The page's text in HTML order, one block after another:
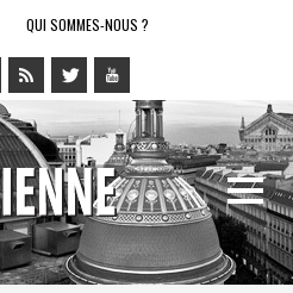
QUI SOMMES-NOUS ?